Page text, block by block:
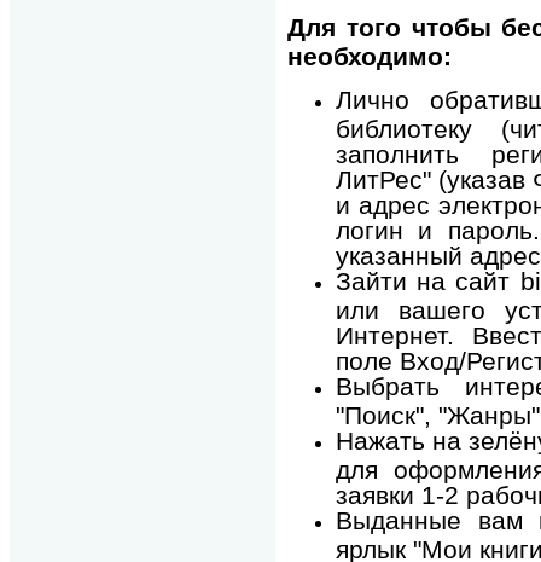
Для того чтобы
необходимо:
Лично
библиотеку
заполнить
ЛитРес"
и адрес
логин и
указанный
Зайти на сайт
или вашего
Интернет.
поле Вход/
Выбрать
"Поиск",
Нажать на
для
заявки 1-2
Выданные вам
ярлык "Мои